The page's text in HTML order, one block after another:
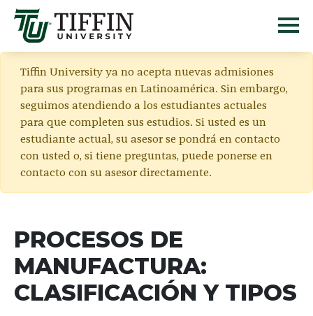
Tiffin University ya no acepta nuevas admisiones
para sus programas en Latinoamérica. Sin embargo,
seguimos atendiendo a los estudiantes actuales
para que completen sus estudios. Si usted es un
estudiante actual, su asesor se pondrá en contacto
con usted o, si tiene preguntas, puede ponerse en
contacto con su asesor directamente.
PROCESOS DE
MANUFACTURA:
CLASIFICACIÓN Y TIPOS